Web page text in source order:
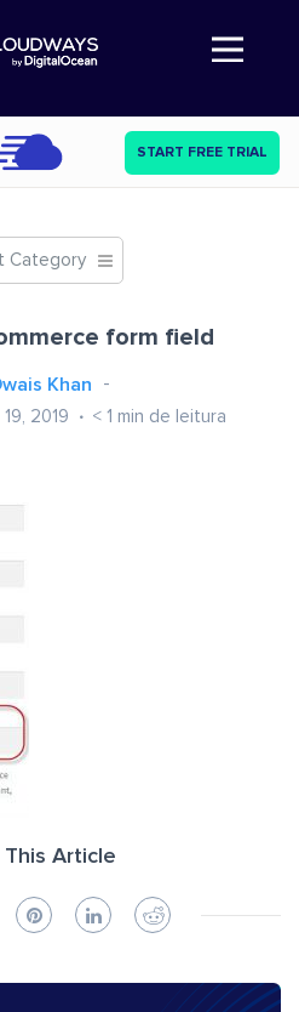
Abre a navegação
START FREE TRIAL
Category
form field
Khan
2019 < 1 min de leitura
This Article